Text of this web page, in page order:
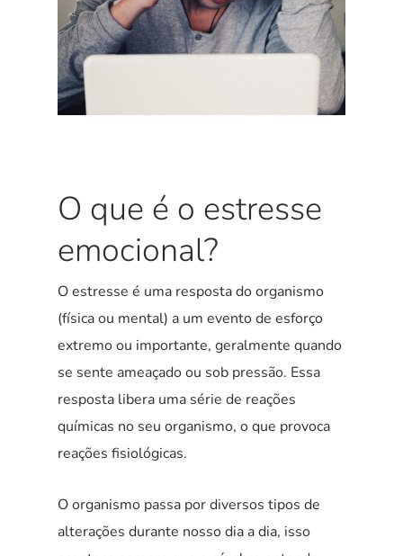
O que é o estresse
emocional?
O estresse é uma resposta do organismo
(física ou mental) a um evento de esforço
extremo ou importante, geralmente quando
se sente ameaçado ou sob pressão. Essa
resposta libera uma série de reações
químicas no seu organismo, o que provoca
reações fisiológicas.
O organismo passa por diversos tipos de
alterações durante nosso dia a dia, isso